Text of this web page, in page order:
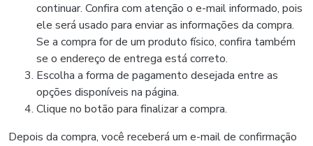
continuar. Confira com atenção o e-mail informado, pois
ele será usado para enviar as informações da compra.
Se a compra for de um produto físico, confira também
se o endereço de entrega está correto.
Escolha a forma de pagamento desejada entre as
opções disponíveis na página.
Clique no botão para finalizar a compra.
Depois da compra, você receberá um e-mail de confirmação